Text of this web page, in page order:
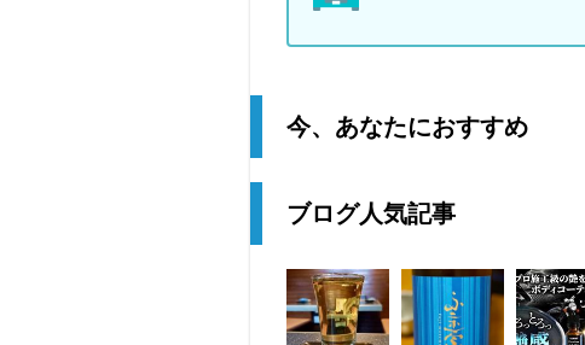
今、あなたにおすすめ
ブログ人気記事